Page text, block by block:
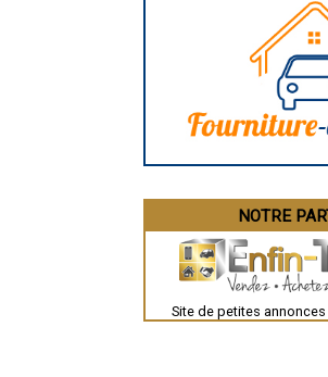
Chartres
Toulouse
Châteauroux
Grenoble
Mont-de-Marsan
Blois
NOTRE
Site de petites